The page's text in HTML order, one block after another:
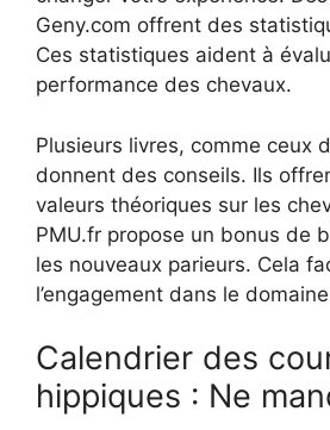
Geny.com offrent des
Ces statistiques aident à
performance des chevaux.
Plusieurs livres, comme ceux
donnent des conseils. Ils
valeurs théoriques sur les
PMU.fr propose un bonus de
les nouveaux parieurs. Cela
l’engagement dans le
Calendrier des
hippiques : Ne